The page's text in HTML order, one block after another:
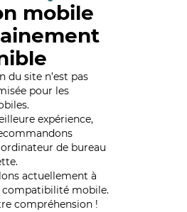
mobile
du site n’est pas
pour les
expérience,
de bureau
actuellement à
compatibilité mobile.
compréhension !